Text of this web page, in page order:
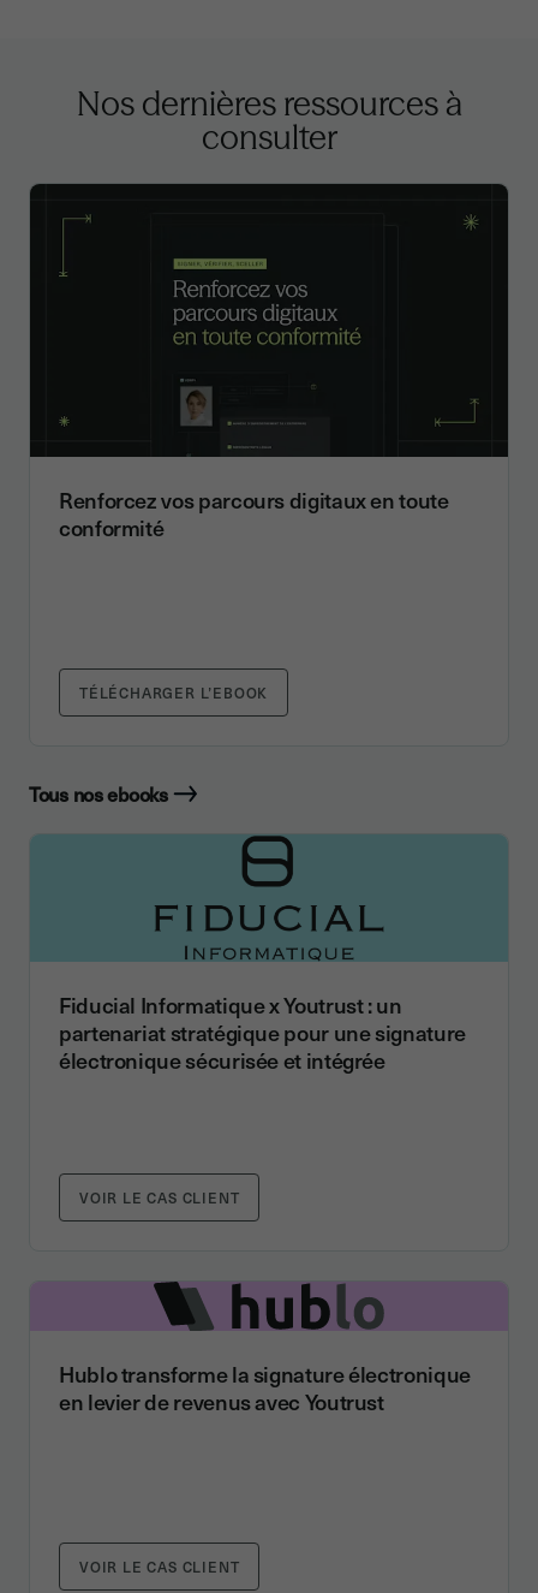
Nos dernières ressources à
consulter
Renforcez vos parcours digitaux en toute
conformité
TÉLÉCHARGER L’EBOOK
Tous nos ebooks
Fiducial Informatique x Youtrust : un
partenariat stratégique pour une signature
électronique sécurisée et intégrée
VOIR LE CAS CLIENT
Hublo transforme la signature électronique
en levier de revenus avec Youtrust
VOIR LE CAS CLIENT